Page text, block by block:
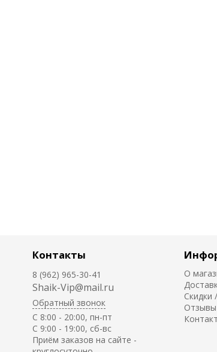
Контакты
8 (962) 965-30-41
Shaik-Vip@mail.ru
Обратный звонок
C 8:00 - 20:00, пн-пт
С 9:00 - 19:00, сб-вс
Приём заказов на сайте -
О
Скидки
Отзывы